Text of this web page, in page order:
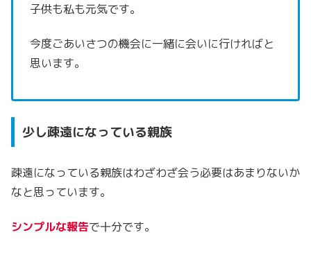
子供も私も元気です。
今度ごあいさつの機会に一緒に会いに行ければと
思います。
少し疎遠になっている親族
疎遠になっている親族はわざわざ会う必要はあまりないか
なと思っています。
シンプルな報告で十分です。